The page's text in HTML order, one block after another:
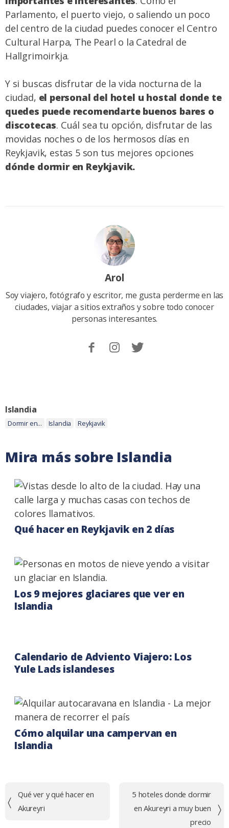
Parlamento, el puerto viejo, o saliendo un poco
del centro de la ciudad puedes conocer el Centro
Cultural Harpa, The Pearl o la Catedral de
Hallgrimoirkja.
Y si buscas disfrutar de la vida nocturna de la
ciudad, el personal del hotel u hostal donde te
quedes puede recomendarte buenos bares o
discotecas. Cuál sea tu opción, disfrutar de las
movidas noches o de los hermosos días en
Reykjavik, estas 5 son tus mejores opciones
dónde dormir en Reykjavik.
Arol
Soy viajero, fotógrafo y escritor, me gusta perderme en las
ciudades, viajar a sitios extraños y sobre todo conocer
personas interesantes.
SiguemeFollowFollow
Categoria:
Islandia
Etiquetas:
Dormir en... Islandia Reykjavik
Mira más sobre Islandia
Qué hacer en Reykjavik en 2 días
Los 9 mejores glaciares que ver en
Islandia
Calendario de Adviento Viajero: Los
Yule Lads islandeses
Cómo alquilar una campervan en
Islandia
Navegación
de
Qué ver y qué hacer en
Akureyri
5 hoteles donde dormir
en Akureyri a muy buen
precio